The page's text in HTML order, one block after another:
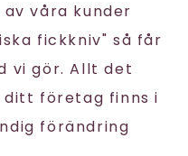
våra kunder
fickkniv" så får
vi gör. Allt det
företag finns i
förändring